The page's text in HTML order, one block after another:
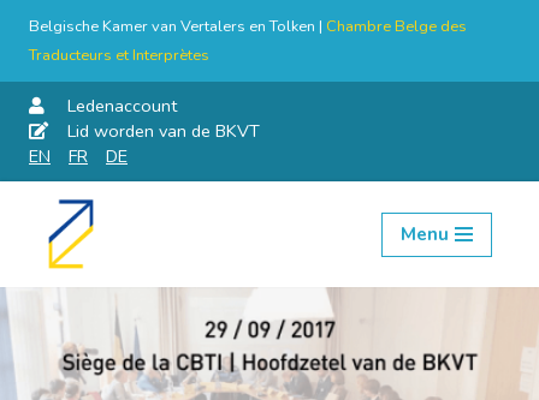
Belgische Kamer van Vertalers en Tolken | Chambre Belge des
Traducteurs et Interprètes
Ledenaccount
Lid worden van de BKVT
EN
FR DE
Skip
content
Menu